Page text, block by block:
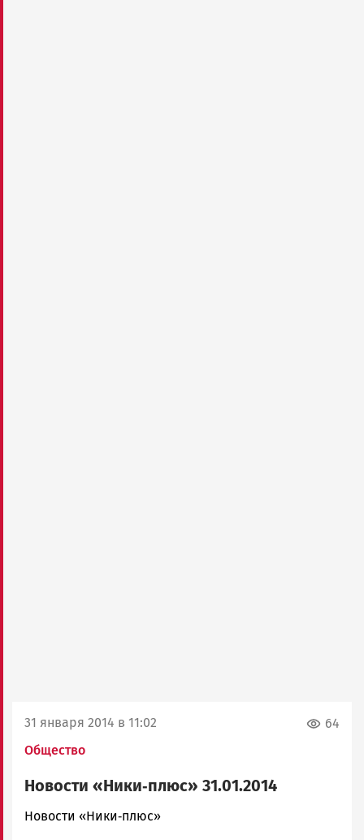
31 января 2014 в 11:02
Общество
64
Новости «Ники‑плюс» 31.01.2014
admintimur
Новости «Ники‑плюс»